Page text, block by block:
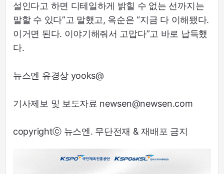
설인다고 하면 디테일하게 밝힐 수 없는 선까지는
말할 수 있다”고 말했고, 옥순은 “지금 다 이해됐다.
이거면 된다. 이야기해줘서 고맙다”고 바로 납득했
다.
뉴스엔 유경상 yooks@
기사제보 및 보도자료 newsen@newsen.com
copyrightⓒ 뉴스엔. 무단전재 & 재배포 금지